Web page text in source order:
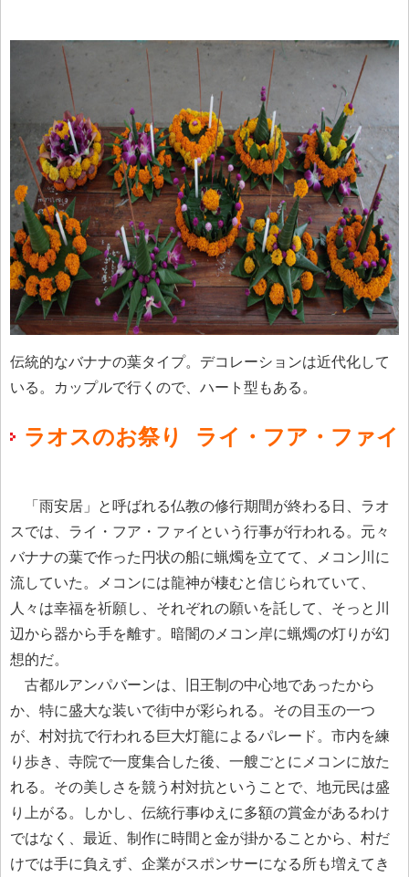
伝統的なバナナの葉タイプ。デコレーションは近代化して
いる。カップルで行くので、ハート型もある。
ラオスのお祭り ライ・フア・ファイ
「雨安居」と呼ばれる仏教の修行期間が終わる日、ラオ
スでは、ライ・フア・ファイという行事が行われる。元々
バナナの葉で作った円状の船に蝋燭を立てて、メコン川に
流していた。メコンには龍神が棲むと信じられていて、
人々は幸福を祈願し、それぞれの願いを託して、そっと川
辺から器から手を離す。暗闇のメコン岸に蝋燭の灯りが幻
想的だ。
古都ルアンパバーンは、旧王制の中心地であったから
か、特に盛大な装いで街中が彩られる。その目玉の一つ
が、村対抗で行われる巨大灯籠によるパレード。市内を練
り歩き、寺院で一度集合した後、一艘ごとにメコンに放た
れる。その美しさを競う村対抗ということで、地元民は盛
り上がる。しかし、伝統行事ゆえに多額の賞金があるわけ
ではなく、最近、制作に時間と金が掛かることから、村だ
けでは手に負えず、企業がスポンサーになる所も増えてき